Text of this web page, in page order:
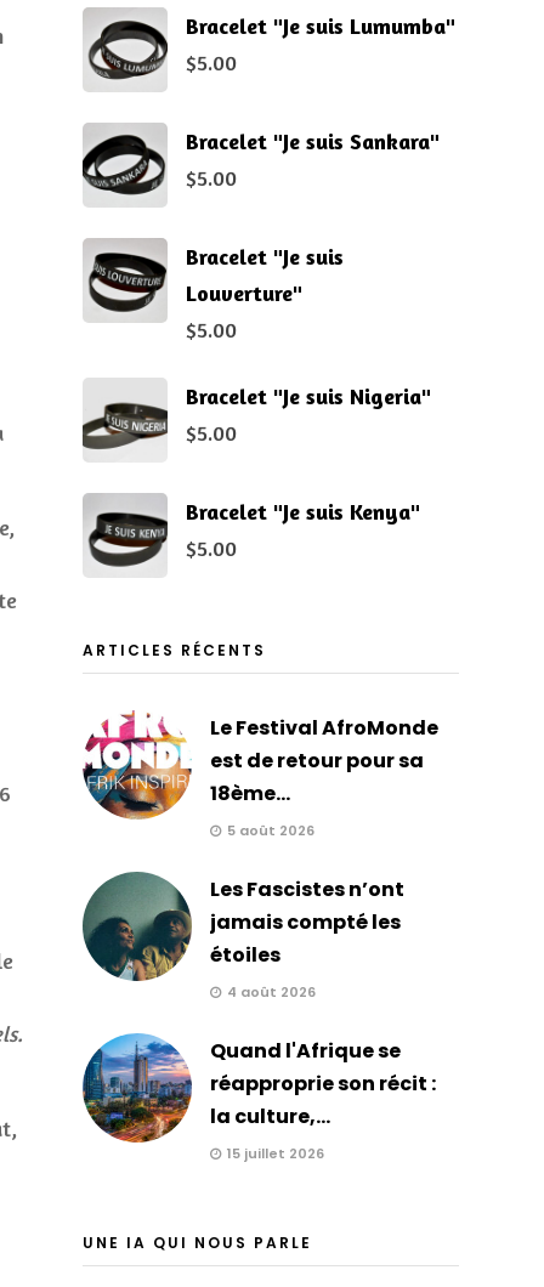
Bracelet "Je suis Lumumba"
$5.00
Bracelet "Je suis Sankara"
$5.00
Bracelet "Je suis
Louverture"
$5.00
Bracelet "Je suis Nigeria"
$5.00
Bracelet "Je suis Kenya"
$5.00
ARTICLES RÉCENTS
Le Festival AfroMonde
est de retour pour sa
18ème...
5 août 2026
Les Fascistes n’ont
jamais compté les
étoiles
4 août 2026
Quand l'Afrique se
réapproprie son récit :
la culture,...
15 juillet 2026
UNE IA QUI NOUS PARLE